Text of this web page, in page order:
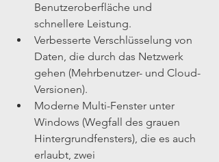
Benutzeroberfläche und
schnellere Leistung.
Verbesserte Verschlüsselung von
Daten, die durch das Netzwerk
gehen (Mehrbenutzer- und Cloud-
Versionen).
Moderne Multi-Fenster unter
Windows (Wegfall des grauen
Hintergrundfensters), die es auch
erlaubt, zwei